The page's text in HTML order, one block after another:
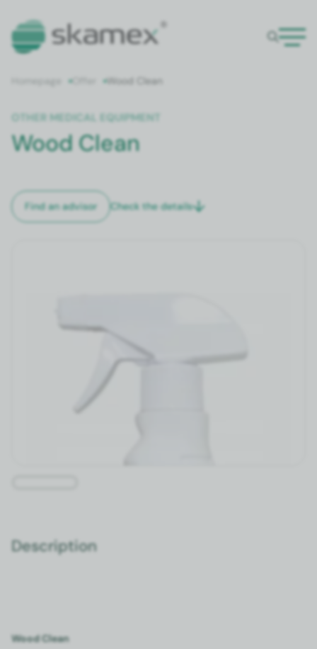
Offer Wood Clean
OTH­ER MED­ICAL EQUIP­MENT
Wood Clean
Find an advi­sor Check the details
Description
Wood Clean